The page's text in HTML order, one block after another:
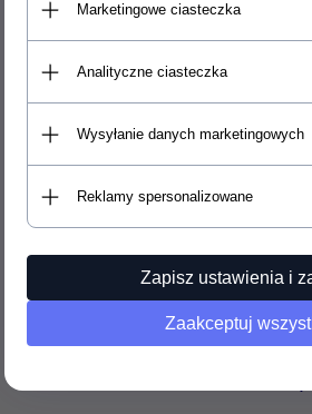
Marketingowe ciasteczka
Analityczne ciasteczka
Wysyłanie danych marketingowych
Reklamy spersonalizowane
Zapisz ustawienia i
Zaakceptuj